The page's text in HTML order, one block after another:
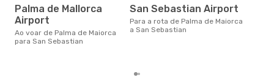
Palma de Mallorca
Airport
Ao voar de Palma de Maiorca
para San Sebastian
San Sebastian Airport
Para a rota de Palma de Maiorca
a San Sebastian